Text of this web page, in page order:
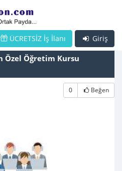
Giriş
ÜCRETSİZ İş İlanı
Özel Öğretim Kursu
0 Beğen